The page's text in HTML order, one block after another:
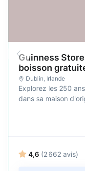
Guinness
boisson
Dublin, Irlande
Explorez les 250
dans sa maison
4,6 (2 662 avis)